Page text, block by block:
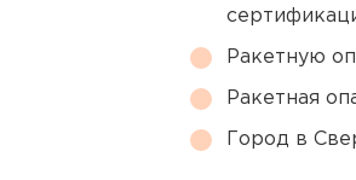
Ракетную
Ракетная
Город в